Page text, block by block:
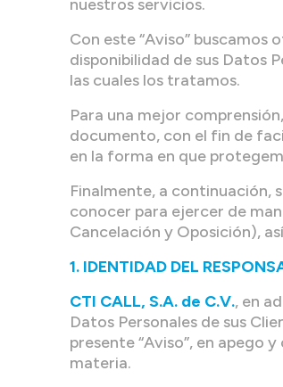
nuestros servicios.
Con este “Aviso”
disponibilidad de sus Datos
las cuales los tratamos.
Para una mejor
documento, con el fin de
en la forma en que
Finalmente, a continuación,
conocer para ejercer de
Cancelación y Oposición),
1. IDENTIDAD DEL
CTI CALL, S.A. de C.V., en
Datos Personales de sus
presente “Aviso”, en apego
materia.